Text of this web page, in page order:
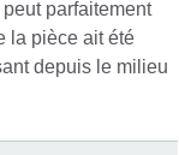
parfaitement
la pièce ait été
depuis le milieu